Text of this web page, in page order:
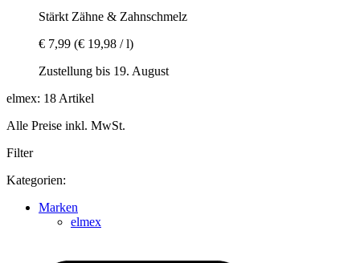
Stärkt Zähne & Zahnschmelz
€ 7,99 (€ 19,98 / l)
Zustellung bis 19. August
elmex: 18 Artikel
Alle Preise inkl. MwSt.
Filter
Kategorien:
Marken
elmex